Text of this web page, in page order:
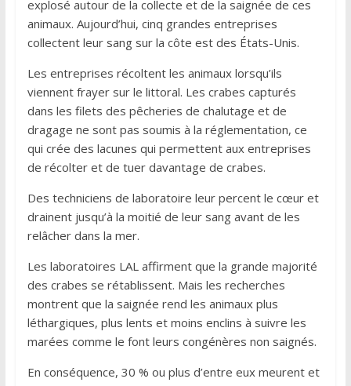
explosé autour de la collecte et de la saignée de ces
animaux. Aujourd’hui, cinq grandes entreprises
collectent leur sang sur la côte est des États-Unis.
Les entreprises récoltent les animaux lorsqu’ils
viennent frayer sur le littoral. Les crabes capturés
dans les filets des pêcheries de chalutage et de
dragage ne sont pas soumis à la réglementation, ce
qui crée des lacunes qui permettent aux entreprises
de récolter et de tuer davantage de crabes.
Des techniciens de laboratoire leur percent le cœur et
drainent jusqu’à la moitié de leur sang avant de les
relâcher dans la mer.
Les laboratoires LAL affirment que la grande majorité
des crabes se rétablissent. Mais les recherches
montrent que la saignée rend les animaux plus
léthargiques, plus lents et moins enclins à suivre les
marées comme le font leurs congénères non saignés.
En conséquence, 30 % ou plus d’entre eux meurent et